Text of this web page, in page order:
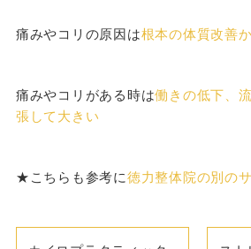
痛みやコリの原因は根本の体質改善
痛みやコリがある時は働きの低下、
張して大きい
★こちらも参考に徳力整体院の別の